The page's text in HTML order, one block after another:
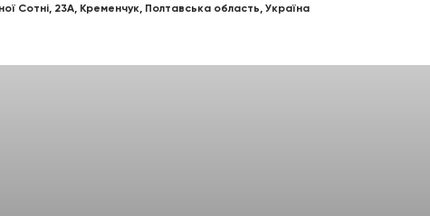
Сотні, 23А, Кременчук, Полтавська область, Україна